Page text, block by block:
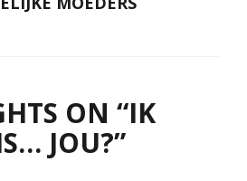
ON “IK
JOU?”